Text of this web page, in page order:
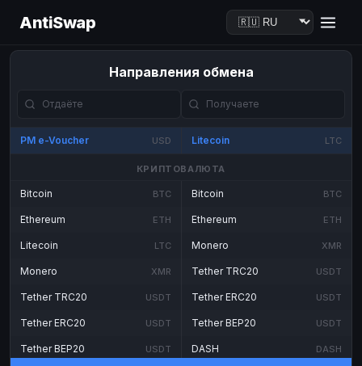
AntiSwap
Направления обмена
PM e-Voucher USD Litecoin LTC
КРИПТОВАЛЮТА
Bitcoin BTC
Ethereum ETH
Litecoin LTC
Monero XMR
Tether TRC20 USDT
Tether ERC20 USDT
Tether BEP20 USDT
Bitcoin BTC
Ethereum ETH
Monero XMR
Tether TRC20 USDT
Tether ERC20 USDT
Tether BEP20 USDT
DASH DASH